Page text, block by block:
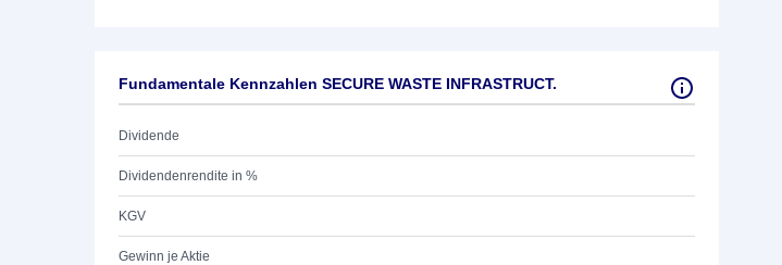
Fundamentale Kennzahlen SECURE WASTE INFRASTRUCT.
Dividende
Dividendenrendite in %
KGV
Gewinn je Aktie